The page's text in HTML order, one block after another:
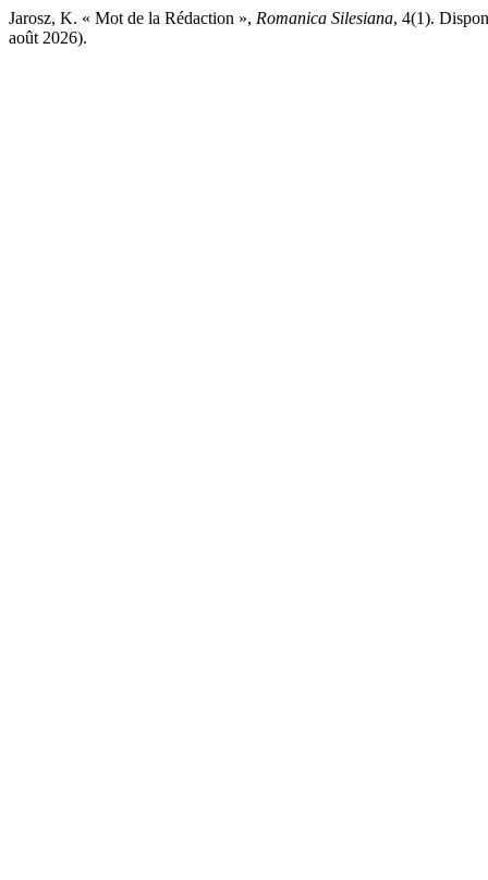
Jarosz, K. « Mot de la Rédaction », Romanica Silesiana, 4(1).
août 2026).